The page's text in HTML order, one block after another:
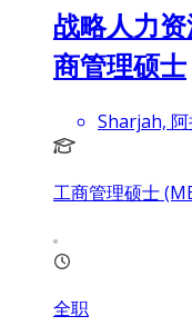
战略人力
商管理硕士
Sharjah,
工商管理硕士
全职